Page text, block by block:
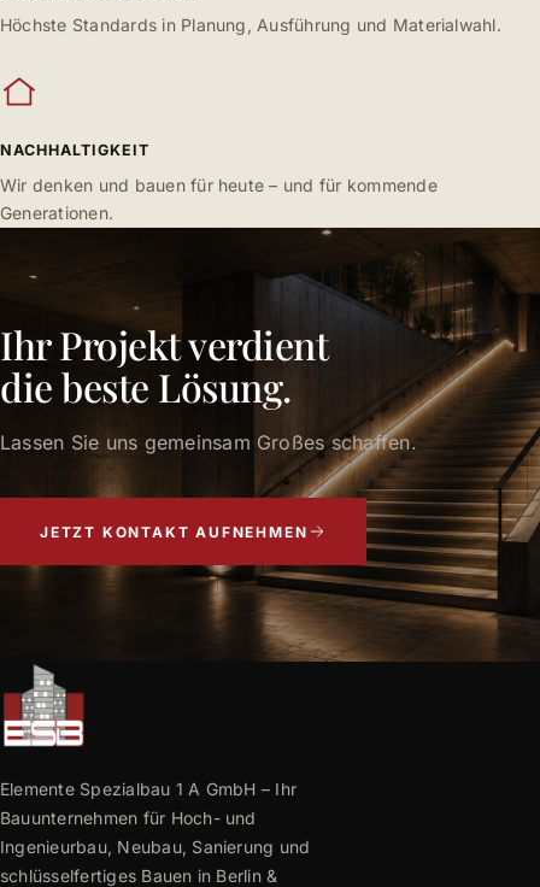
Höchste Standards in Planung, Ausführung und Materialwahl.
NACHHALTIGKEIT
Wir denken und bauen für heute – und für kommende
Generationen.
Ihr Projekt verdient
die beste Lösung.
Lassen Sie uns gemeinsam Großes schaffen.
JETZT KONTAKT AUFNEHMEN
Elemente Spezialbau 1 A GmbH – Ihr
Bauunternehmen für Hoch- und
Ingenieurbau, Neubau, Sanierung und
schlüsselfertiges Bauen in Berlin &